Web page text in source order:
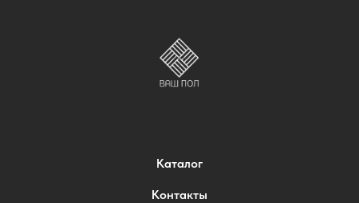
Каталог
Контакты